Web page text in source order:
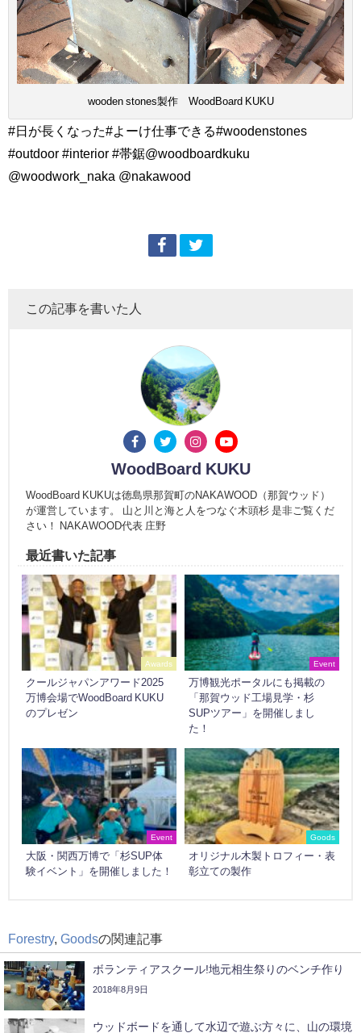
wooden stones製作 WoodBoard KUKU
#日が長くなった#よーけ仕事できる#woodenstones
#outdoor #interior #帯鋸@woodboardkuku
@woodwork_naka @nakawood
この記事を書いた人
WoodBoard KUKU
WoodBoard KUKUは徳島県那賀町のNAKAWOOD（那賀ウッド）
が運営しています。 山と川と海と人をつなぐ木頭杉 是非ご覧くだ
さい！ NAKAWOOD代表 庄野
最近書いた記事
Awards
クールジャパンアワード2025
万博会場でWoodBoard KUKU
のプレゼン
Event
万博観光ポータルにも掲載の
「那賀ウッド工場見学・杉
SUPツアー」を開催しまし
た！
Event
大阪・関西万博で「杉SUP体
験イベント」を開催しました！
Goods
オリジナル木製トロフィー・表
彰立ての製作
Forestry, Goodsの関連記事
ボランティアスクール!地元相生祭りのベンチ作り
2018年8月9日
ウッドボードを通して水辺で遊ぶ方々に、山の環境